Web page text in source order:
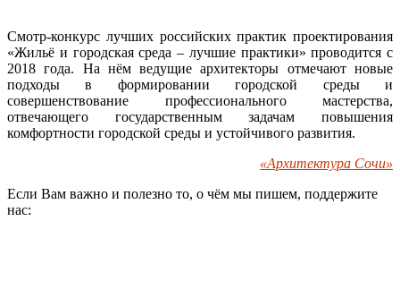
Смотр-конкурс лучших российских практик проектирования
«Жильё и городская среда – лучшие практики» проводится с
2018 года. На нём ведущие архитекторы отмечают новые
подходы в формировании городской среды и
совершенствование профессионального мастерства,
отвечающего государственным задачам повышения
комфортности городской среды и устойчивого развития.
«Архитектура Сочи»
Если Вам важно и полезно то, о чём мы пишем, поддержите
нас: